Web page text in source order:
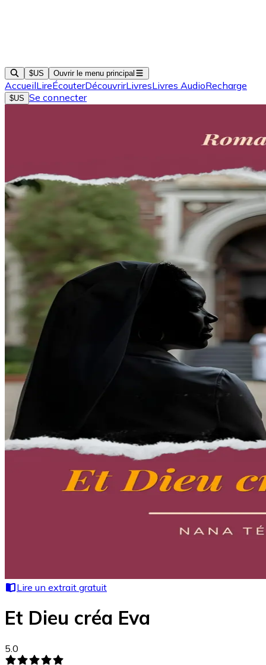
$US Ouvrir le menu principal
AccueilLireÉcouterDécouvrirLivresLivres AudioRecharge
$US Se connecter
Lire un extrait gratuit
Et Dieu créa Eva
5.0